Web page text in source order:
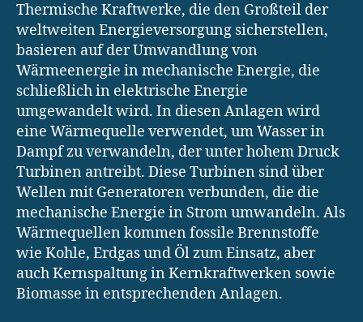
Thermische Kraftwerke, die den Großteil der
weltweiten Energieversorgung sicherstellen,
basieren auf der Umwandlung von
Wärmeenergie in mechanische Energie, die
schließlich in elektrische Energie
umgewandelt wird. In diesen Anlagen wird
eine Wärmequelle verwendet, um Wasser in
Dampf zu verwandeln, der unter hohem Druck
Turbinen antreibt. Diese Turbinen sind über
Wellen mit Generatoren verbunden, die die
mechanische Energie in Strom umwandeln. Als
Wärmequellen kommen fossile Brennstoffe
wie Kohle, Erdgas und Öl zum Einsatz, aber
auch Kernspaltung in Kernkraftwerken sowie
Biomasse in entsprechenden Anlagen.